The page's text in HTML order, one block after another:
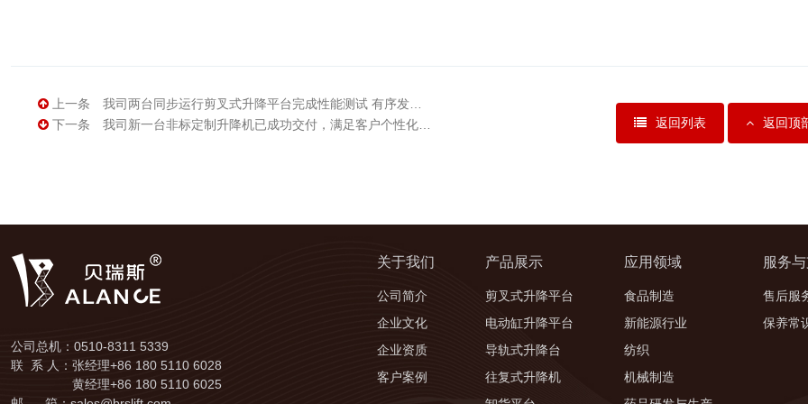
上一条
我司两台同步运行剪叉式升降平台完成性能测试 有序发…
下一条
我司新一台非标定制升降机已成功交付，满足客户个性化… 返回列表 返回顶
公司总机：0510-8311 5339
联 系 人：张经理+86 180 5110 6028
黄经理+86 180 5110 6025
关于我们
公司简介
企业文化
企业资质
客户案例
产品展示
剪叉式升降平台
电动缸升降平台
导轨式升降台
往复式升降机
应用领域
食品制造
新能源行业
纺织
机械制造
服务
售后服
保养常